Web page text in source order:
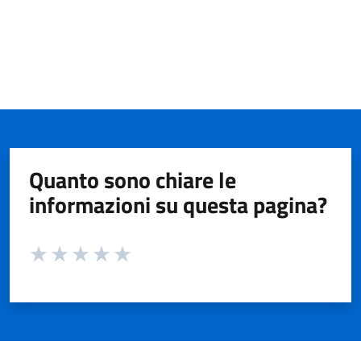
Quanto sono chiare le
informazioni su questa pagina?
Valuta da 1 a 5 stelle la pagina